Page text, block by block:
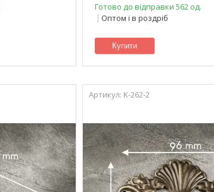
Готово до відправки 562 од.
Оптом і в роздріб
Купити
K-262-2